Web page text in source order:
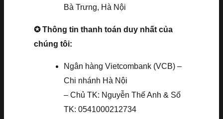
Bà Trưng, Hà Nội
✪ Thông tin thanh toán duy nhất của
chúng tôi:
Ngân hàng Vietcombank (VCB) –
Chi nhánh Hà Nội
– Chủ TK: Nguyễn Thế Anh & Số
TK: 0541000212734